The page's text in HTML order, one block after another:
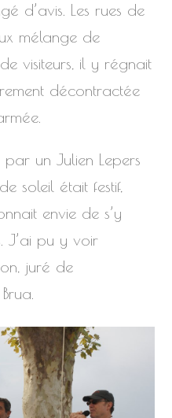
d’avis. Les rues de
mélange de
visiteurs, il y régnait
décontractée
un Julien Lepers
soleil était festif,
envie de s’y
J’ai pu y voir
juré de